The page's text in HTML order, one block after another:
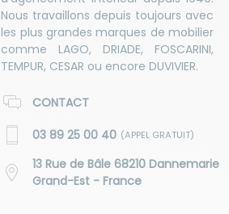
Nous travaillons depuis toujours avec
les plus grandes marques de mobilier
comme LAGO, DRIADE, FOSCARINI,
TEMPUR, CESAR ou encore DUVIVIER.
CONTACT
03 89 25 00 40 (APPEL GRATUIT)
13 Rue de Bâle 68210 Dannemarie
Grand-Est - France